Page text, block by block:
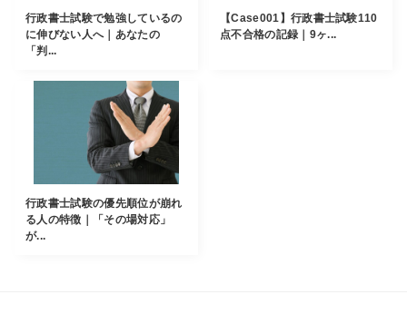
行政書士試験で勉強しているの
に伸びない人へ｜あなたの
「判...
【Case001】行政書士試験110
点不合格の記録｜9ヶ...
行政書士試験の優先順位が崩れ
る人の特徴｜「その場対応」
が...